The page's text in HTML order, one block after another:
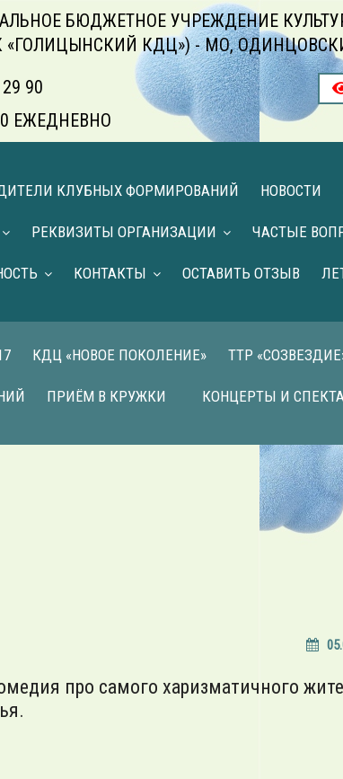
БЮДЖЕТНОЕ УЧРЕЖДЕНИЕ
«ГОЛИЦЫНСКИЙ КДЦ») - МО,
90
ЕЖЕДНЕВНО
КЛУБНЫХ ФОРМИРОВАНИЙ НОВОСТИ
РЕКВИЗИТЫ ОРГАНИЗАЦИИ ЧАСТЫЕ
КОНТАКТЫ ОСТАВИТЬ ОТЗЫВ
КДЦ «НОВОЕ ПОКОЛЕНИЕ» ТТР
ПРИЁМ В КРУЖКИ КОНЦЕРТЫ И
про самого харизматичного